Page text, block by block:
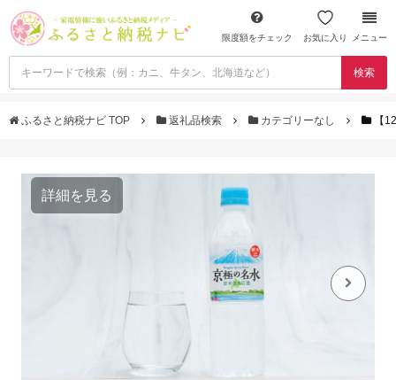
限度額をチェック お気に入り メニュー
検索
ふるさと納税ナビ TOP 返礼品検索 カテゴリーなし 【
詳細を見る